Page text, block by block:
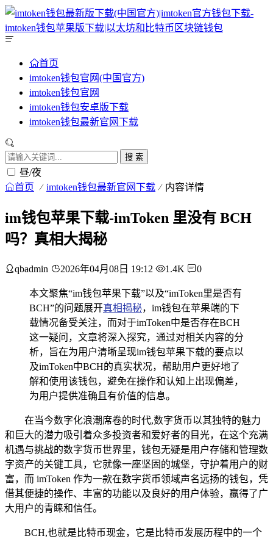
首页
imtoken钱包官网(中国官方)
imtoken钱包官网
imtoken钱包安卓版下载
imtoken钱包最新官网下载
搜 索
昼/夜
首页 imtoken钱包最新官网下载 内容详情
im钱包苹果下载-imToken 里没有 BCH
吗？真相大揭秘
qbadmin 2026年04月08日 19:12 1.4K 0
本文聚焦“im钱包苹果下载”以及“imToken里是否有
BCH”的问题展开真相揭秘，im钱包在苹果端的下
载情况备受关注，而对于imToken中是否存在BCH
这一疑问，文章将深入探究，通过对相关内容的分
析，旨在为用户清晰呈现im钱包苹果下载的要点以
及imToken中BCH的真实状况，帮助用户更好地了
解和使用该钱包，避免在操作和认知上出现偏差，
为用户提供准确且有价值的信息。
在当今数字化浪潮席卷的时代,数字货币以其独特的魅力
和巨大的潜力吸引着众多投资者和爱好者的目光，在这个充满
机遇与挑战的数字货币世界里，钱包无疑是用户存储和管理数
字资产的关键工具，它就像一座坚固的城堡，守护着用户的财
富，而 imToken 作为一款在数字货币领域声名远扬的钱包，凭
借其便捷的操作、丰富的功能以及良好的用户体验，赢得了广
大用户的青睐和信任。
BCH,也就是比特币现金，它是比特币发展历程中的一个